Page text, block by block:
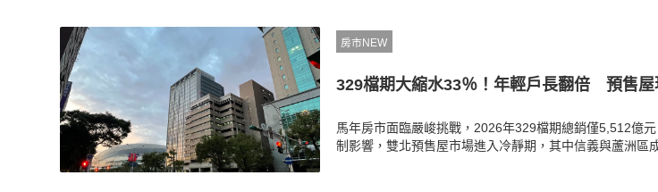
房市NEW
329檔期大縮水33％！年輕戶長翻倍 預售屋
馬年房市面臨嚴峻挑戰，2026年329檔期總銷僅5,512億
制影響，雙北預售屋市場進入冷靜期，其中信義與蘆洲區